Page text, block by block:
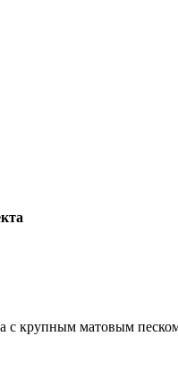
с крупным матовым